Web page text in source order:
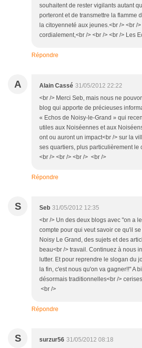
souhaitent de rester vigilants autant
porteront et de transmettre la flamme
la citoyenneté aux jeunes.<br /> <br /
cordialement,<br /> <br /> <br /> Les
Répondre
A Alain Cassé 31/05/2012 22:22
<br /> Merci Seb, mais nous ne
blog qui apporte de précieuses
« Echos de Noisy-le-Grand » qui
utiles aux Noiséennes et aux
ont ou auront un impact<br /> sur la
ses quartiers, plus particulièrement le
<br /> <br /> <br /> <br />
Répondre
S Seb 31/05/2012 12:35
<br /> Un des deux blogs avec "on a
compte pour qui veut savoir ce qu'il
Noisy Le Grand, des sujets et des
beau<br /> travail. Continuez à nous
lutter. Et pour reprendre le slogan du
la fin, c'est nous qu'on va gagner!!" A
désormais traditionnelles<br />
<br />
Répondre
S surzur56 31/05/2012 08:18